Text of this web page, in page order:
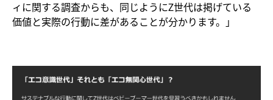
ィに関する調査からも、同じようにZ世代は掲げている
価値と実際の行動に差があることが分かります。」